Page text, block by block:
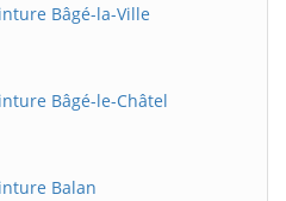
Bâgé-la-Ville
Bâgé-le-Châtel
Balan